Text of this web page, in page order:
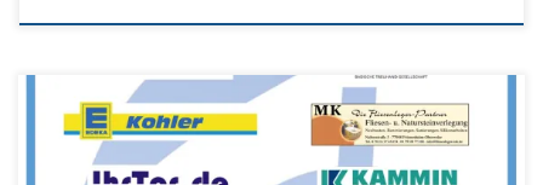
Ein herzliches Dankeschön an unsere Sponsoren, die uns auch in